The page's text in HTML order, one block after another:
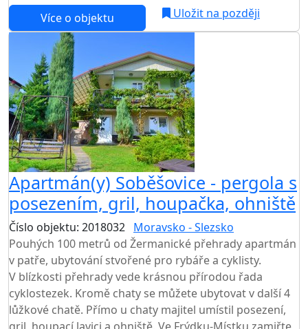
Více o objektu
Uložit na později
Apartmán(y) Soběšovice - pergola s
posezením, gril, houpačka, ohniště
Číslo objektu: 2018032 Moravsko - Slezsko
Pouhých 100 metrů od Žermanické přehrady apartmán
v patře, ubytování stvořené pro rybáře a cyklisty.
V blízkosti přehrady vede krásnou přírodou řada
cyklostezek. Kromě chaty se můžete ubytovat v další 4
lůžkové chatě. Přímo u chaty majitel umístil posezení,